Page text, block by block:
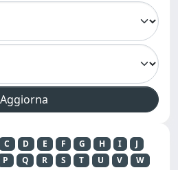
C D E F G H I
J
P Q R S T U V
W